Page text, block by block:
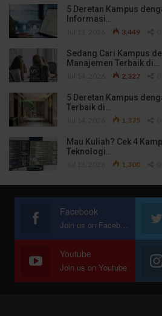
5 Deretan Kampus
Informasi…
3,449
Sedang Cari Kampus
Manajemen Terbaik di…
2,327
5 Deretan Kampus
Terbaik di…
1,375
Mau Kuliah? Cek 4
Teknologi…
1,300
Facebook
Join us on Facebook
Youtube
Join us on Youtube